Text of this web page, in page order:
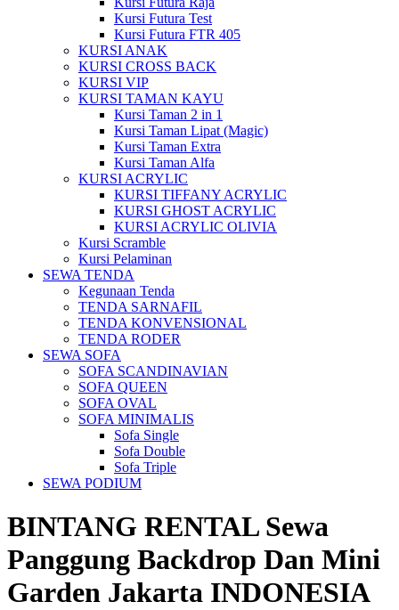
Kursi Futura Test
Kursi Futura FTR 405
KURSI ANAK
KURSI CROSS BACK
KURSI VIP
KURSI TAMAN KAYU
Kursi Taman 2 in 1
Kursi Taman Lipat (Magic)
Kursi Taman Extra
Kursi Taman Alfa
KURSI ACRYLIC
KURSI TIFFANY ACRYLIC
KURSI GHOST ACRYLIC
KURSI ACRYLIC OLIVIA
Kursi Scramble
Kursi Pelaminan
SEWA TENDA
Kegunaan Tenda
TENDA SARNAFIL
TENDA KONVENSIONAL
TENDA RODER
SEWA SOFA
SOFA SCANDINAVIAN
SOFA QUEEN
SOFA OVAL
SOFA MINIMALIS
Sofa Single
Sofa Double
Sofa Triple
SEWA PODIUM
BINTANG RENTAL Sewa
Panggung Backdrop Dan Mini
Garden Jakarta INDONESIA